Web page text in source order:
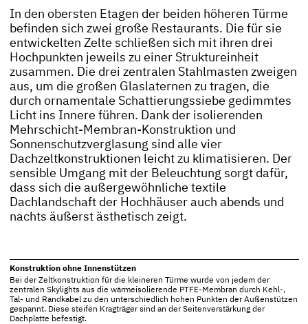
In den obersten Etagen der beiden höheren Türme
befinden sich zwei große Restaurants. Die für sie
entwickelten Zelte schließen sich mit ihren drei
Hochpunkten jeweils zu einer Struktureinheit
zusammen. Die drei zentralen Stahlmasten zweigen
aus, um die großen Glaslaternen zu tragen, die
durch ornamentale Schattierungssiebe gedimmtes
Licht ins Innere führen. Dank der isolierenden
Mehrschicht-Membran-Konstruktion und
Sonnenschutzverglasung sind alle vier
Dachzeltkonstruktionen leicht zu klimatisieren. Der
sensible Umgang mit der Beleuchtung sorgt dafür,
dass sich die außergewöhnliche textile
Dachlandschaft der Hochhäuser auch abends und
nachts äußerst ästhetisch zeigt.
Konstruktion ohne Innenstützen
Bei der Zeltkonstruktion für die kleineren Türme wurde von jedem der
zentralen Skylights aus die wärmeisolierende PTFE-Membran durch Kehl-,
Tal- und Randkabel zu den unterschiedlich hohen Punkten der Außenstützen
gespannt. Diese steifen Kragträger sind an der Seitenverstärkung der
Dachplatte befestigt.